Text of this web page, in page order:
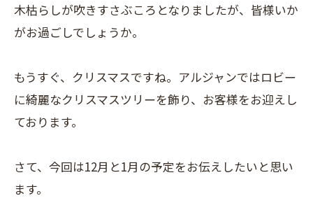
木枯らしが吹きすさぶころとなりましたが、皆様いか
がお過ごしでしょうか。
もうすぐ、クリスマスですね。アルジャンではロビー
に綺麗なクリスマスツリーを飾り、お客様をお迎えし
ております。
さて、今回は12月と1月の予定をお伝えしたいと思い
ます。